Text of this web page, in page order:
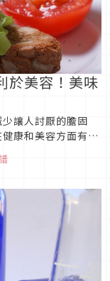
於美容！美味
讓人討厭的膽固
康和美容方面有眾
本款「雞蛋三明